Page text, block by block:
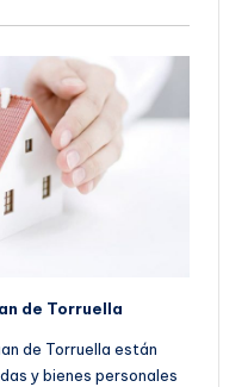
de Torruella
de Torruella están
y bienes personales